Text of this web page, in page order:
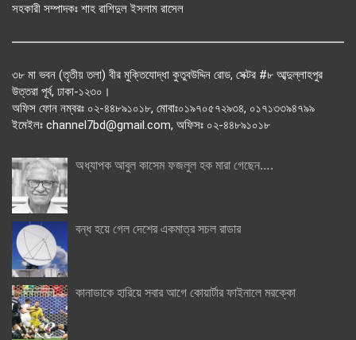
সহকারী সম্পাদকঃ শাহ রাশিদুল ইসলাম রাসেল
৩৮ মা ভবন (তৃতীয় তলা) বীর মুক্তিযোদ্ধা কুতুবউদ্দিন রোড, সেক্টর #৮ আব্দুল্লাহপুর
উত্তরা পূর্ব, ঢাকা-১২৩০।
অফিস ফোন নম্বরঃ ০২-৪৪৮৯১০১৮, মোবাঃ০১৯৭০৫৭২৯৩৪, ০১৭১৩৩৯৪৭৯৯
ইমেইলঃ channel7bd@gmail.com, অফিসঃ ০২-৪৪৮৯১০১৮
অধ্যাপক আবুল কাসেম ফজলুল হক মারা গেছেন….
বন্ধ হয়ে গেল দেশের একমাত্র সচল রাডার
কানাডাকে হারিয়ে সবার আগে কোয়ার্টার ফাইনালে মরক্কো